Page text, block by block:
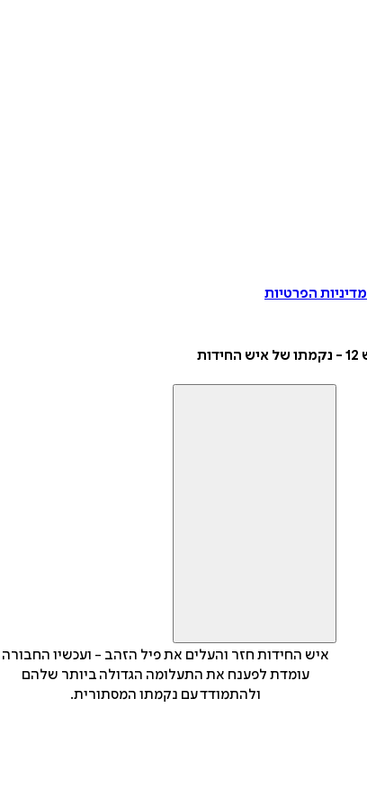
הפרטיות
איש החידות חזר והעלים את פיל הזהב - ועכשיו החבורה
עומדת לפענח את התעלומה הגדולה ביותר שלהם
ולהתמודד עם נקמתו המסתורית.